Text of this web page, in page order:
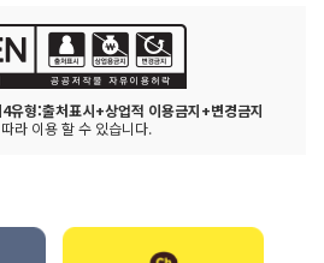
유형:출처표시+상업적 이용금지+변경금지
라 이용 할 수 있습니다.